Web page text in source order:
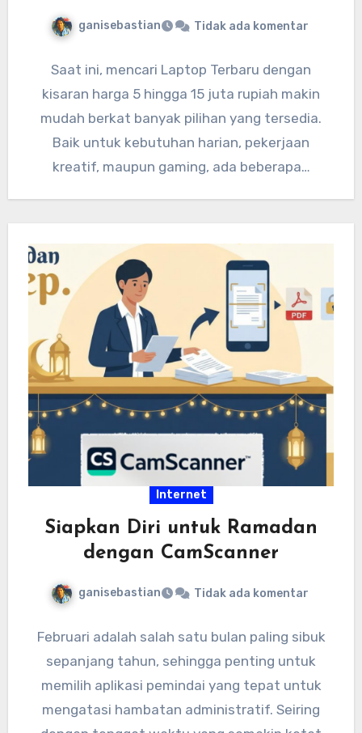
ganisebastian Tidak ada komentar
Saat ini, mencari Laptop Terbaru dengan
kisaran harga 5 hingga 15 juta rupiah makin
mudah berkat banyak pilihan yang tersedia.
Baik untuk kebutuhan harian, pekerjaan
kreatif, maupun gaming, ada beberapa…
Internet
Siapkan Diri untuk Ramadan
dengan CamScanner
ganisebastian Tidak ada komentar
Februari adalah salah satu bulan paling sibuk
sepanjang tahun, sehingga penting untuk
memilih aplikasi pemindai yang tepat untuk
mengatasi hambatan administratif. Seiring